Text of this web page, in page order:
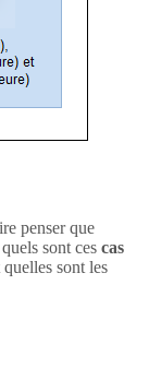
penser que
sont ces cas
quelles sont les